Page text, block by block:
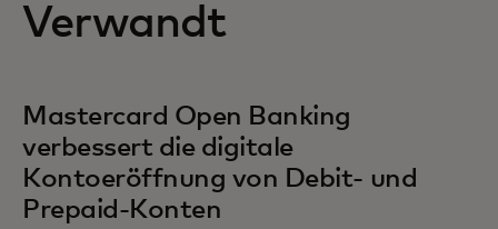
Verwandt
Mastercard Open Banking
verbessert die digitale
Kontoeröffnung von Debit- und
Prepaid-Konten